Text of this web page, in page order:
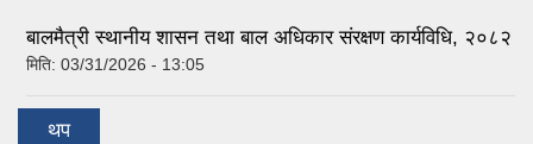
बालमैत्री स्थानीय शासन तथा बाल अधिकार संरक्षण कार्यविधि, २०८२
मिति: 03/31/2026 - 13:05
थप